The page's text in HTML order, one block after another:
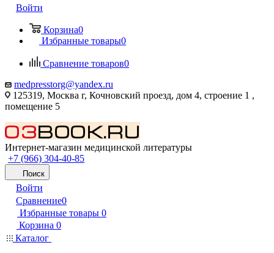
Войти
Корзина0
Избранные товары0
Сравнение товаров0
medpresstorg@yandex.ru
125319, Москва г, Кочновский проезд, дом 4, строение 1 ,
помещение 5
Интернет-магазин медицинской литературы
+7 (966) 304-40-85
Поиск
Войти
Сравнение0
Избранные товары 0
Корзина 0
Каталог